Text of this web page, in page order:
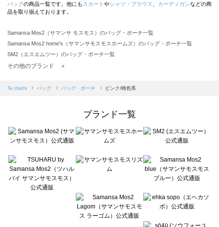
バッグの商品一覧です。他にも スカート やシャツ・ブラウス カーディガンなどの商
品を取り揃えております。
Samansa Mos2（サマンサ モスモス）のバッグ・ポーチ一覧
Samansa Mos2 home's（サマンサモスモスホームズ）のバッグ・ポーチ一覧
SM2（エスエムツー）のバッグ・ポーチ一覧
Samansa Mos2 blue（サマンサモスモス ブルー）のバッグ・ポーチ一覧
sō4ū（ソウフォーユー）のバッグ・ポーチ一覧
Te chichi（テチチ）のバッグ・ポーチ一覧
Te chichi CLASSIC（テチチ クラシック）のバッグ・ポーチ一覧
Lugnoncure（ルノンキュール）のバッグ・ポーチ一覧
BETTY'S BLUE（べティーズブルー）のバッグ・ポーチ一覧
Wpc.（ワールドパーティー）のバッグ・ポーチ一覧
その他のブランド ＋
Te chichi バッグ バッグ・ポーチ ピンク/桃色系
ブランド一覧